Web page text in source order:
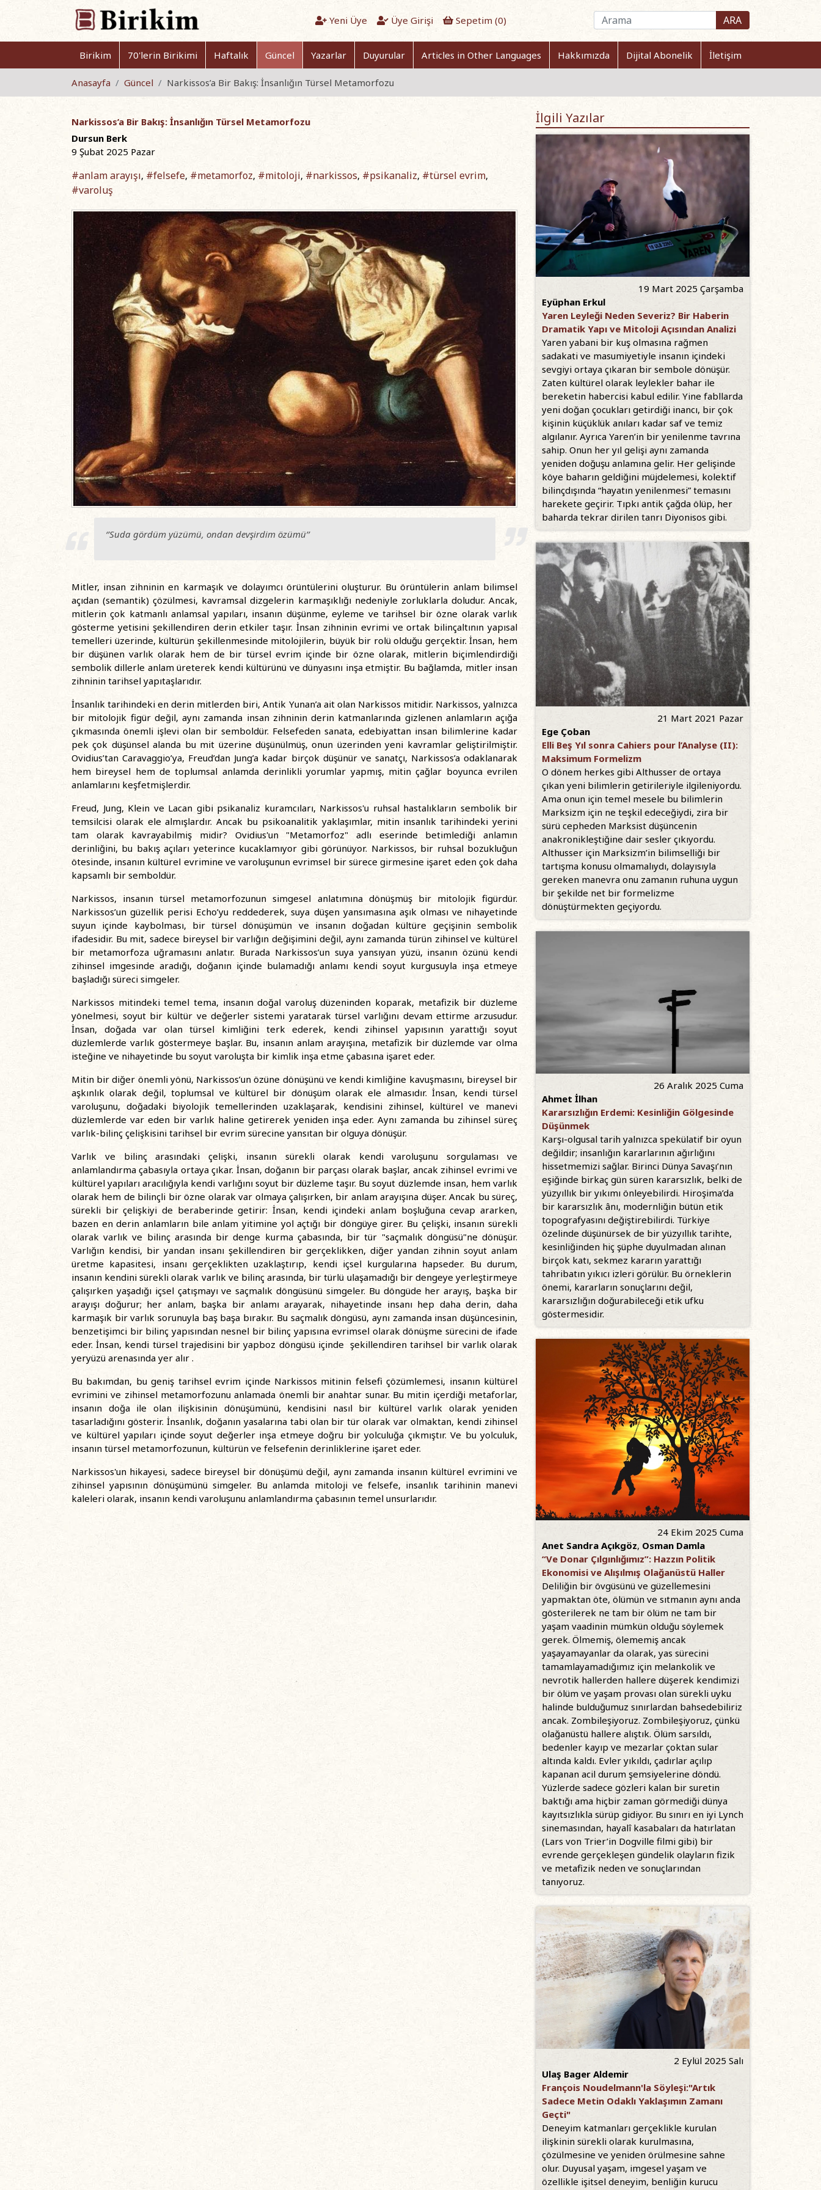
Yeni Üye Üye Girişi Sepetim (0) ARA
Birikim 70'lerin Birikimi Haftalık Güncel Yazarlar Duyurular Articles in Other Languages Hakkımızda Dijital Abonelik İletişim
Anasayfa Güncel Narkissos’a Bir Bakış: İnsanlığın Türsel Metamorfozu
Narkissos’a Bir Bakış: İnsanlığın Türsel Metamorfozu
Dursun Berk
9 Şubat 2025 Pazar
#anlam arayışı, #felsefe, #metamorfoz, #mitoloji, #narkissos, #psikanaliz, #türsel evrim,
#varoluş
‘’Suda gördüm yüzümü, ondan devşirdim özümü’’
Mitler, insan zihninin en karmaşık ve dolayımcı örüntülerini oluşturur. Bu örüntülerin anlam bilimsel
açıdan (semantik) çözülmesi, kavramsal dizgelerin karmaşıklığı nedeniyle zorluklarla doludur. Ancak,
mitlerin çok katmanlı anlamsal yapıları, insanın düşünme, eyleme ve tarihsel bir özne olarak varlık
gösterme yetisini şekillendiren derin etkiler taşır. İnsan zihninin evrimi ve ortak bilinçaltının yapısal
temelleri üzerinde, kültürün şekillenmesinde mitolojilerin, büyük bir rolü olduğu gerçektir. İnsan, hem
bir düşünen varlık olarak hem de bir türsel evrim içinde bir özne olarak, mitlerin biçimlendirdiği
sembolik dillerle anlam üreterek kendi kültürünü ve dünyasını inşa etmiştir. Bu bağlamda, mitler insan
zihninin tarihsel yapıtaşlarıdır.
İnsanlık tarihindeki en derin mitlerden biri, Antik Yunan’a ait olan Narkissos mitidir. Narkissos, yalnızca
bir mitolojik figür değil, aynı zamanda insan zihninin derin katmanlarında gizlenen anlamların açığa
çıkmasında önemli işlevi olan bir semboldür. Felsefeden sanata, edebiyattan insan bilimlerine kadar
pek çok düşünsel alanda bu mit üzerine düşünülmüş, onun üzerinden yeni kavramlar geliştirilmiştir.
Ovidius’tan Caravaggio’ya, Freud’dan Jung’a kadar birçok düşünür ve sanatçı, Narkissos’a odaklanarak
hem bireysel hem de toplumsal anlamda derinlikli yorumlar yapmış, mitin çağlar boyunca evrilen
anlamlarını keşfetmişlerdir.
Freud, Jung, Klein ve Lacan gibi psikanaliz kuramcıları, Narkissos'u ruhsal hastalıkların sembolik bir
temsilcisi olarak ele almışlardır. Ancak bu psikoanalitik yaklaşımlar, mitin insanlık tarihindeki yerini
tam olarak kavrayabilmiş midir? Ovidius'un "Metamorfoz" adlı eserinde betimlediği anlamın
derinliğini, bu bakış açıları yeterince kucaklamıyor gibi görünüyor. Narkissos, bir ruhsal bozukluğun
ötesinde, insanın kültürel evrimine ve varoluşunun evrimsel bir sürece girmesine işaret eden çok daha
kapsamlı bir semboldür.
Narkissos, insanın türsel metamorfozunun simgesel anlatımına dönüşmüş bir mitolojik figürdür.
Narkissos’un güzellik perisi Echo’yu reddederek, suya düşen yansımasına aşık olması ve nihayetinde
suyun içinde kaybolması, bir türsel dönüşümün ve insanın doğadan kültüre geçişinin sembolik
ifadesidir. Bu mit, sadece bireysel bir varlığın değişimini değil, aynı zamanda türün zihinsel ve kültürel
bir metamorfoza uğramasını anlatır. Burada Narkissos’un suya yansıyan yüzü, insanın özünü kendi
zihinsel imgesinde aradığı, doğanın içinde bulamadığı anlamı kendi soyut kurgusuyla inşa etmeye
başladığı süreci simgeler.
Narkissos mitindeki temel tema, insanın doğal varoluş düzeninden koparak, metafizik bir düzleme
yönelmesi, soyut bir kültür ve değerler sistemi yaratarak türsel varlığını devam ettirme arzusudur.
İnsan, doğada var olan türsel kimliğini terk ederek, kendi zihinsel yapısının yarattığı soyut
düzlemlerde varlık göstermeye başlar. Bu, insanın anlam arayışına, metafizik bir düzlemde var olma
isteğine ve nihayetinde bu soyut varoluşta bir kimlik inşa etme çabasına işaret eder.
Mitin bir diğer önemli yönü, Narkissos’un özüne dönüşünü ve kendi kimliğine kavuşmasını, bireysel bir
aşkınlık olarak değil, toplumsal ve kültürel bir dönüşüm olarak ele almasıdır. İnsan, kendi türsel
varoluşunu, doğadaki biyolojik temellerinden uzaklaşarak, kendisini zihinsel, kültürel ve manevi
düzlemlerde var eden bir varlık haline getirerek yeniden inşa eder. Aynı zamanda bu zihinsel süreç
varlık-bilinç çelişkisini tarihsel bir evrim sürecine yansıtan bir olguya dönüşür.
Varlık ve bilinç arasındaki çelişki, insanın sürekli olarak kendi varoluşunu sorgulaması ve
anlamlandırma çabasıyla ortaya çıkar. İnsan, doğanın bir parçası olarak başlar, ancak zihinsel evrimi ve
kültürel yapıları aracılığıyla kendi varlığını soyut bir düzleme taşır. Bu soyut düzlemde insan, hem varlık
olarak hem de bilinçli bir özne olarak var olmaya çalışırken, bir anlam arayışına düşer. Ancak bu süreç,
sürekli bir çelişkiyi de beraberinde getirir: İnsan, kendi içindeki anlam boşluğuna cevap ararken,
bazen en derin anlamların bile anlam yitimine yol açtığı bir döngüye girer. Bu çelişki, insanın sürekli
olarak varlık ve bilinç arasında bir denge kurma çabasında, bir tür "saçmalık döngüsü"ne dönüşür.
Varlığın kendisi, bir yandan insanı şekillendiren bir gerçeklikken, diğer yandan zihnin soyut anlam
üretme kapasitesi, insanı gerçeklikten uzaklaştırıp, kendi içsel kurgularına hapseder. Bu durum,
insanın kendini sürekli olarak varlık ve bilinç arasında, bir türlü ulaşamadığı bir dengeye yerleştirmeye
çalışırken yaşadığı içsel çatışmayı ve saçmalık döngüsünü simgeler. Bu döngüde her arayış, başka bir
arayışı doğurur; her anlam, başka bir anlamı arayarak, nihayetinde insanı hep daha derin, daha
karmaşık bir varlık sorunuyla baş başa bırakır. Bu saçmalık döngüsü, aynı zamanda insan düşüncesinin,
benzetişimci bir bilinç yapısından nesnel bir bilinç yapısına evrimsel olarak dönüşme sürecini de ifade
eder. İnsan, kendi türsel trajedisini bir yapboz döngüsü içinde şekillendiren tarihsel bir varlık olarak
yeryüzü arenasında yer alır .
Bu bakımdan, bu geniş tarihsel evrim içinde Narkissos mitinin felsefi çözümlemesi, insanın kültürel
evrimini ve zihinsel metamorfozunu anlamada önemli bir anahtar sunar. Bu mitin içerdiği metaforlar,
insanın doğa ile olan ilişkisinin dönüşümünü, kendisini nasıl bir kültürel varlık olarak yeniden
tasarladığını gösterir. İnsanlık, doğanın yasalarına tabi olan bir tür olarak var olmaktan, kendi zihinsel
ve kültürel yapıları içinde soyut değerler inşa etmeye doğru bir yolculuğa çıkmıştır. Ve bu yolculuk,
insanın türsel metamorfozunun, kültürün ve felsefenin derinliklerine işaret eder.
Narkissos'un hikayesi, sadece bireysel bir dönüşümü değil, aynı zamanda insanın kültürel evrimini ve
zihinsel yapısının dönüşümünü simgeler. Bu anlamda mitoloji ve felsefe, insanlık tarihinin manevi
kaleleri olarak, insanın kendi varoluşunu anlamlandırma çabasının temel unsurlarıdır.
İlgili Yazılar
19 Mart 2025 Çarşamba
Eyüphan Erkul
Yaren Leyleği Neden Severiz? Bir Haberin
Dramatik Yapı ve Mitoloji Açısından Analizi
Yaren yabani bir kuş olmasına rağmen
sadakati ve masumiyetiyle insanın içindeki
sevgiyi ortaya çıkaran bir sembole dönüşür.
Zaten kültürel olarak leylekler bahar ile
bereketin habercisi kabul edilir. Yine fabllarda
yeni doğan çocukları getirdiği inancı, bir çok
kişinin küçüklük anıları kadar saf ve temiz
algılanır. Ayrıca Yaren’in bir yenilenme tavrına
sahip. Onun her yıl gelişi aynı zamanda
yeniden doğuşu anlamına gelir. Her gelişinde
köye baharın geldiğini müjdelemesi, kolektif
bilinçdışında “hayatın yenilenmesi” temasını
harekete geçirir. Tıpkı antik çağda ölüp, her
baharda tekrar dirilen tanrı Diyonisos gibi.
21 Mart 2021 Pazar
Ege Çoban
Elli Beş Yıl sonra Cahiers pour l’Analyse (II):
Maksimum Formelizm
O dönem herkes gibi Althusser de ortaya
çıkan yeni bilimlerin getirileriyle ilgileniyordu.
Ama onun için temel mesele bu bilimlerin
Marksizm için ne teşkil edeceğiydi, zira bir
sürü cepheden Marksist düşüncenin
anakronikleştiğine dair sesler çıkıyordu.
Althusser için Marksizm’in bilimselliği bir
tartışma konusu olmamalıydı, dolayısıyla
gereken manevra onu zamanın ruhuna uygun
bir şekilde net bir formelizme
dönüştürmekten geçiyordu.
26 Aralık 2025 Cuma
Ahmet İlhan
Kararsızlığın Erdemi: Kesinliğin Gölgesinde
Düşünmek
Karşı-olgusal tarih yalnızca spekülatif bir oyun
değildir; insanlığın kararlarının ağırlığını
hissetmemizi sağlar. Birinci Dünya Savaşı’nın
eşiğinde birkaç gün süren kararsızlık, belki de
yüzyıllık bir yıkımı önleyebilirdi. Hiroşima’da
bir kararsızlık ânı, modernliğin bütün etik
topografyasını değiştirebilirdi. Türkiye
özelinde düşünürsek de bir yüzyıllık tarihte,
kesinliğinden hiç şüphe duyulmadan alınan
birçok katı, sekmez kararın yarattığı
tahribatın yıkıcı izleri görülür. Bu örneklerin
önemi, kararların sonuçlarını değil,
kararsızlığın doğurabileceği etik ufku
göstermesidir.
24 Ekim 2025 Cuma
Anet Sandra Açıkgöz, Osman Damla
“Ve Donar Çılgınlığımız”: Hazzın Politik
Ekonomisi ve Alışılmış Olağanüstü Haller
Deliliğin bir övgüsünü ve güzellemesini
yapmaktan öte, ölümün ve sıtmanın aynı anda
gösterilerek ne tam bir ölüm ne tam bir
yaşam vaadinin mümkün olduğu söylemek
gerek. Ölmemiş, ölememiş ancak
yaşayamayanlar da olarak, yas sürecini
tamamlayamadığımız için melankolik ve
nevrotik hallerden hallere düşerek kendimizi
bir ölüm ve yaşam provası olan sürekli uyku
halinde bulduğumuz sınırlardan bahsedebiliriz
ancak. Zombileşiyoruz. Zombileşiyoruz, çünkü
olağanüstü hallere alıştık. Ölüm sarsıldı,
bedenler kayıp ve mezarlar çoktan sular
altında kaldı. Evler yıkıldı, çadırlar açılıp
kapanan acil durum şemsiyelerine döndü.
Yüzlerde sadece gözleri kalan bir suretin
baktığı ama hiçbir zaman görmediği dünya
kayıtsızlıkla sürüp gidiyor. Bu sınırı en iyi Lynch
sinemasından, hayalî kasabaları da hatırlatan
(Lars von Trier’in Dogville filmi gibi) bir
evrende gerçekleşen gündelik olayların fizik
ve metafizik neden ve sonuçlarından
tanıyoruz.
2 Eylül 2025 Salı
Ulaş Bager Aldemir
François Noudelmann'la Söyleşi:"Artık
Sadece Metin Odaklı Yaklaşımın Zamanı
Geçti"
Deneyim katmanları gerçeklikle kurulan
ilişkinin sürekli olarak kurulmasına,
çözülmesine ve yeniden örülmesine sahne
olur. Duyusal yaşam, imgesel yaşam ve
özellikle işitsel deneyim, benliğin kurucu